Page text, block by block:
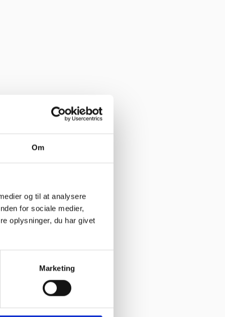
Om
og til at analysere
for sociale medier,
oplysninger, du har givet
Marketing